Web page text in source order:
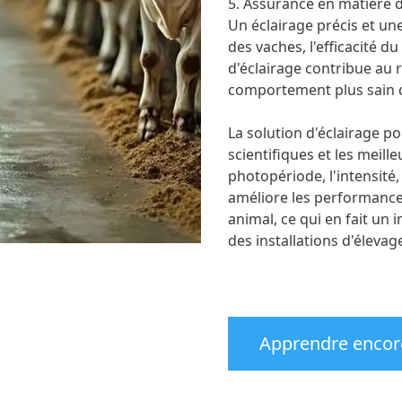
Un éclairage précis et
des vaches, l'efficacité
d'éclairage contribue au
comportement plus sain
La solution d'éclairage
scientifiques et les
photopériode,
améliore les
animal, ce qui en fait un
des installations
Apprendre